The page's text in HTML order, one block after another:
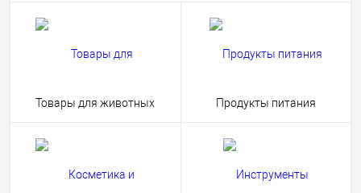
Товары для животных Продукты питания